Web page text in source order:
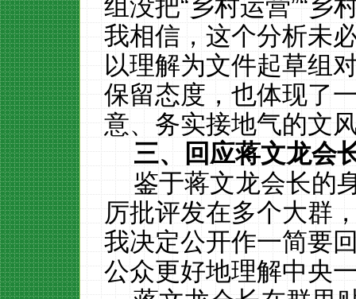
组没把“乡村运营”“乡
我相信，这个分析未
以理解为文件起草组
保留态度，也体现了
意、务实接地气的文
三、回应蒋文龙会
鉴于蒋文龙会长的
厉批评发在多个大群
我决定公开作一简要
公众更好地理解中央